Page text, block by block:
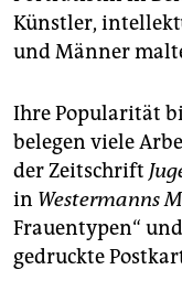
Künstler,
und Männer
Ihre Popularität
belegen viele
der Zeitschrift
in Westermanns
Frauentypen“
gedruckte